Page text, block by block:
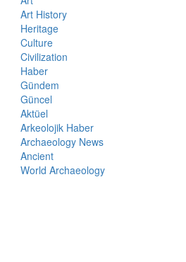
Art History
Heritage
Culture
Civilization
Haber
Gündem
Güncel
Aktüel
Arkeolojik Haber
Archaeology News
Ancient
World Archaeology